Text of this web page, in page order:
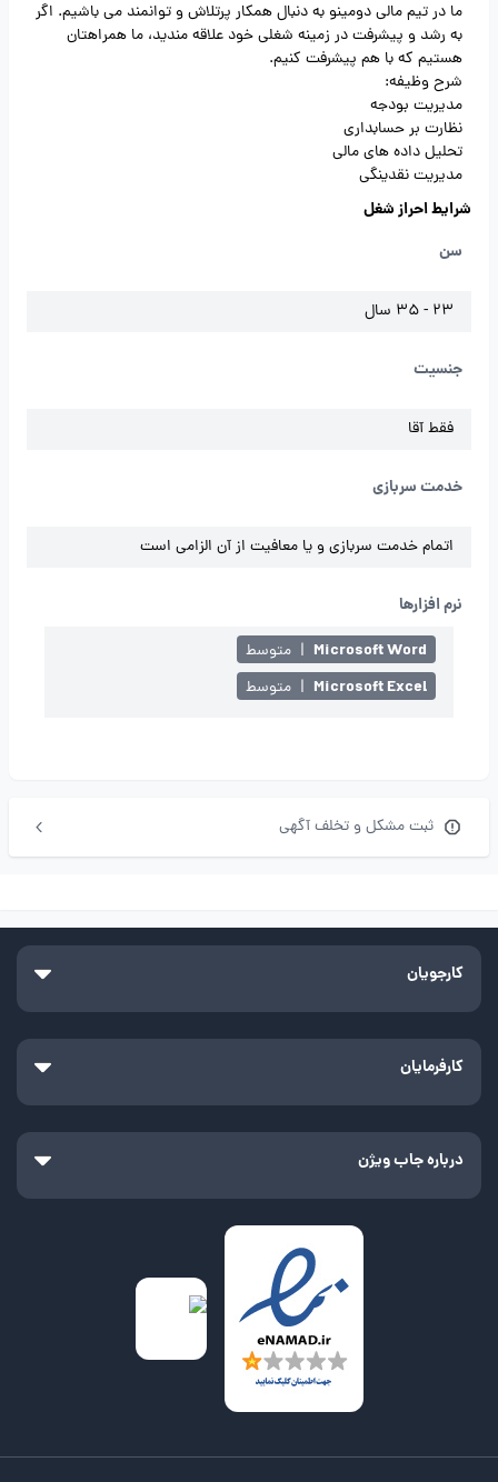
ما در تیم مالی دومینو به دنبال همکار پرتلاش و توانمند می باشیم. اگر
به رشد و پیشرفت در زمینه شغلی خود علاقه مندید، ما همراهتان
هستیم که با هم پیشرفت کنیم.
شرح وظیفه:
مدیریت بودجه
نظارت بر حسابداری
تحلیل داده های مالی
مدیریت نقدینگی
شرایط احراز شغل
سن
23 - 35 سال
جنسیت
فقط آقا
خدمت سربازی
اتمام خدمت سربازی و یا معافیت از آن الزامی است
نرم افزارها
Microsoft Word
| متوسط
Microsoft Excel
| متوسط
ثبت مشکل و تخلف آگهی
کارجویان
کارفرمایان
درباره جاب ویژن